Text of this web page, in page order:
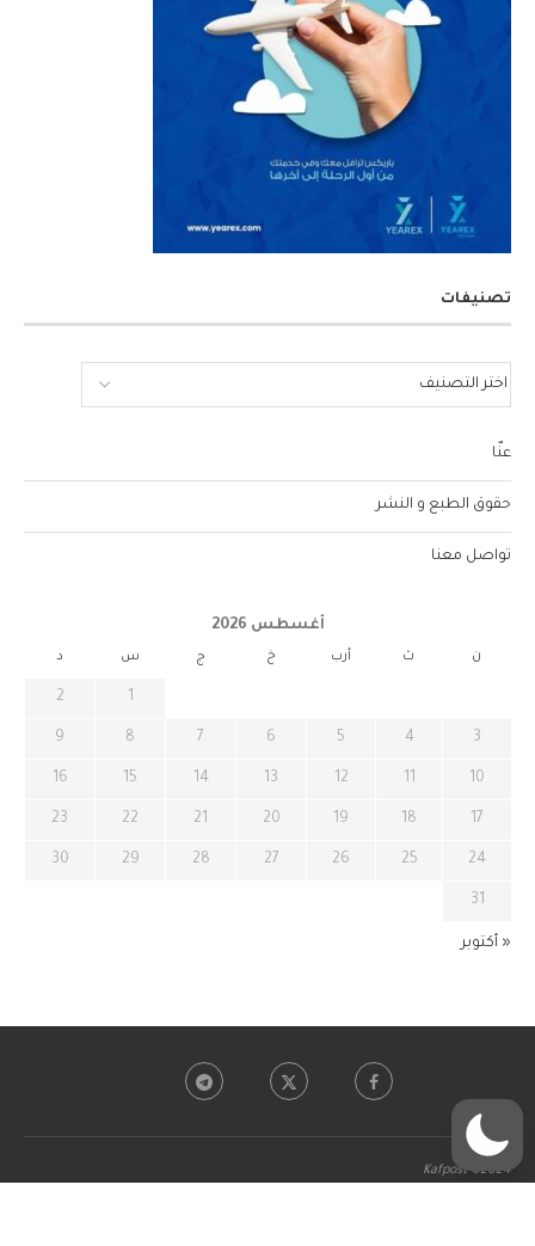
تصنيفات
عنّا
حقوق الطبع و النشر
تواصل معنا
أغسطس 2026
ن ث أرب خ ج س د
1
2
3
4
5
6
7
8
9
10
11
12
13
14
15
16
17
18
19
20
21
22
23
24
25
26
27
28
29
30
31
« أكتوبر
Kafpost ©2024